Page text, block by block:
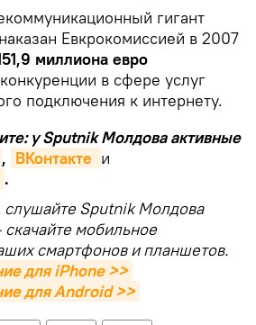
гигант
Евкрокомиссией в 2007
миллиона евро
в сфере услуг
подключения к интернету.
у Sputnik Молдова активные
, ВКонтакте и
.
слушайте Sputnik Молдова
мобильное
смартфонов и планшетов.
для iPhone >>
для Android >>